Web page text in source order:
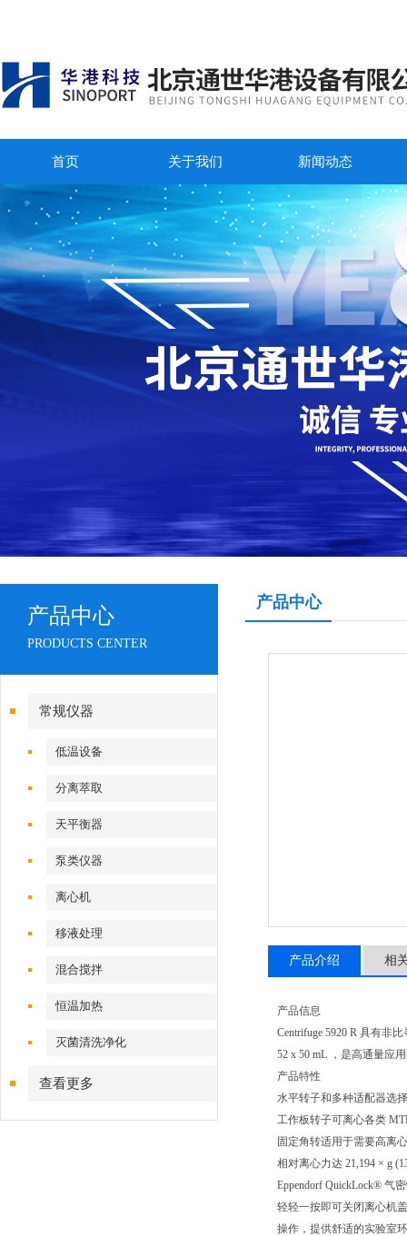
首页 关于我们 新闻动态
产品中心
PRODUCTS CENTER
常规仪器
低温设备
分离萃取
天平衡器
泵类仪器
离心机
移液处理
混合搅拌
恒温加热
灭菌清洗净化
查看更多
产品中心
产品介绍 相
产品信息
Centrifuge 5920 R 具有非
52 x 50 mL ，是高通量应
产品特性
水平转子和多种适配器选
工作板转子可离心各类
固定角转适用于需要高离
相对离心力达 21,194 × g
Eppendorf QuickLock® 气
轻轻一按即可关闭离心机盖
操作，提供舒适的实验室